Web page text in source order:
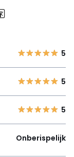
5
5
5
Onberispelijk